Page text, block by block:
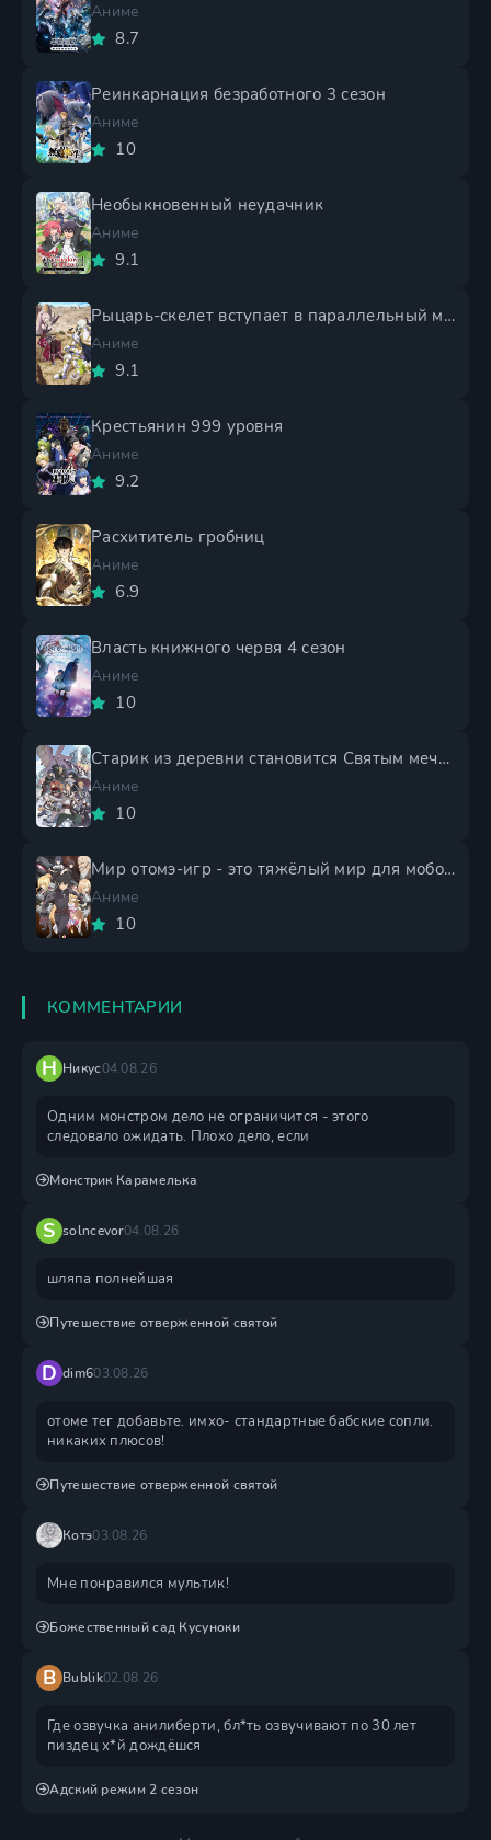
Аниме
8.7
Реинкарнация безработного 3 сезон
Аниме
10
Необыкновенный неудачник
Аниме
9.1
Рыцарь-скелет вступает в параллельный мир 2 сезон
Аниме
9.1
Крестьянин 999 уровня
Аниме
9.2
Расхититель гробниц
Аниме
6.9
Власть книжного червя 4 сезон
Аниме
10
Старик из деревни становится Святым мечом 2 сезон
Аниме
10
Мир отомэ-игр - это тяжёлый мир для мобов 2 сезон
Аниме
10
КОММЕНТАРИИ
Н Никус04.08.26
Одним монстром дело не ограничится - этого
следовало ожидать. Плохо дело, если
Монстрик Карамелька
S solncevor04.08.26
шляпа полнейшая
Путешествие отверженной святой
D dim603.08.26
отоме тег добавьте. имхо- стандартные бабские сопли.
никаких плюсов!
Путешествие отверженной святой
Котэ03.08.26
Мне понравился мультик!
Божественный сад Кусуноки
B Bublik02.08.26
Где озвучка анилиберти, бл*ть озвучивают по 30 лет
пиздец х*й дождëшся
Адский режим 2 сезон